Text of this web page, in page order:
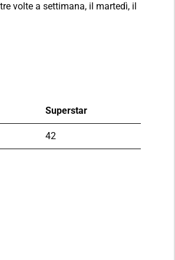
volte a settimana, il martedì, il
Superstar
42